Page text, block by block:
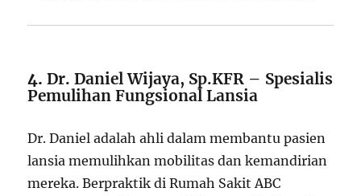
4.Dr. Daniel Wijaya, Sp.KFR – Spesialis
Pemulihan Fungsional Lansia
Dr. Daniel adalah ahli dalam membantu pasien
lansia memulihkan mobilitas dan kemandirian
mereka. Berpraktik di Rumah Sakit ABC